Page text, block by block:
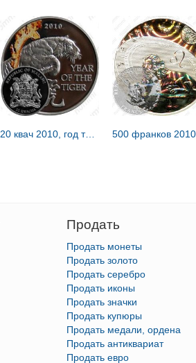
20 квач 2010, год тигра [Малави] Proof
Продать
Продать монеты
Продать золото
Продать серебро
Продать иконы
Продать значки
Продать купюры
Продать медали, ордена
Продать антиквариат
Продать евро